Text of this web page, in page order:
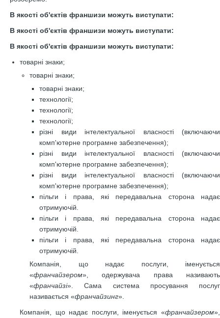
В якості об'єктів франшизи можуть виступати:
В якості об'єктів франшизи можуть виступати:
В якості об'єктів франшизи можуть виступати:
товарні знаки;
товарні знаки;
товарні знаки;
технології;
технології;
технології;
різні види інтелектуальної власності (включаючи
комп'ютерне програмне забезпечення);
різні види інтелектуальної власності (включаючи
комп'ютерне програмне забезпечення);
різні види інтелектуальної власності (включаючи
комп'ютерне програмне забезпечення);
пільги і права, які передавальна сторона надає
отримуючій.
пільги і права, які передавальна сторона надає
отримуючій.
пільги і права, які передавальна сторона надає
отримуючій.
Компанія, що надає послуги, іменується
«франчайзером», одержувача права називають
«франчайзі». Сама система просування послуг
називається «франчайзинг».
Компанія, що надає послуги, іменується «франчайзером»,